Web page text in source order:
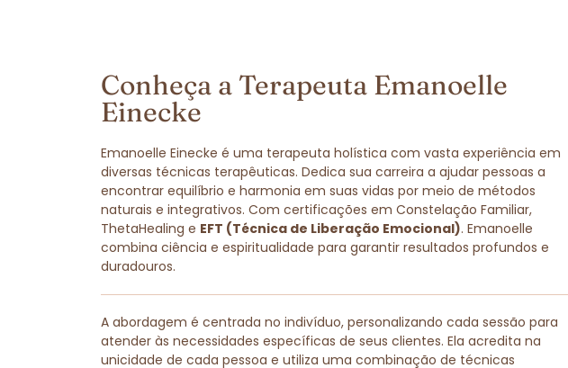
Conheça a Terapeuta Emanoelle
Einecke
Emanoelle Einecke é uma terapeuta holística com vasta experiência em
diversas técnicas terapêuticas. Dedica sua carreira a ajudar pessoas a
encontrar equilíbrio e harmonia em suas vidas por meio de métodos
naturais e integrativos. Com certificações em Constelação Familiar,
ThetaHealing e EFT (Técnica de Liberação Emocional). Emanoelle
combina ciência e espiritualidade para garantir resultados profundos e
duradouros.
A abordagem é centrada no indivíduo, personalizando cada sessão para
atender às necessidades específicas de seus clientes. Ela acredita na
unicidade de cada pessoa e utiliza uma combinação de técnicas